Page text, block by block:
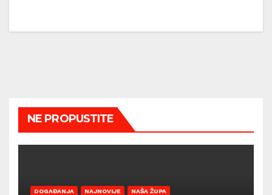
NE PROPUSTITE
DOGAĐANJA NAJNOVIJE NAŠA ŽUPA